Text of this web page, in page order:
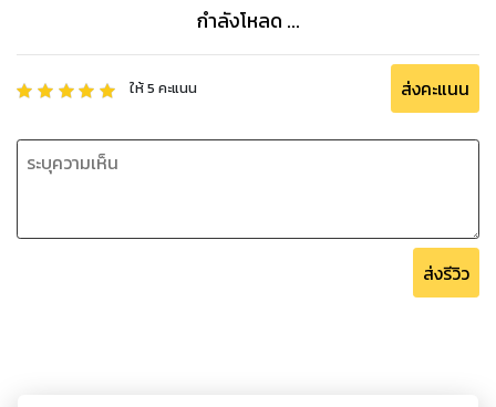
กำลังโหลด ...
ให้5 คะแนน ส่งคะแนน
ส่งรีวิว